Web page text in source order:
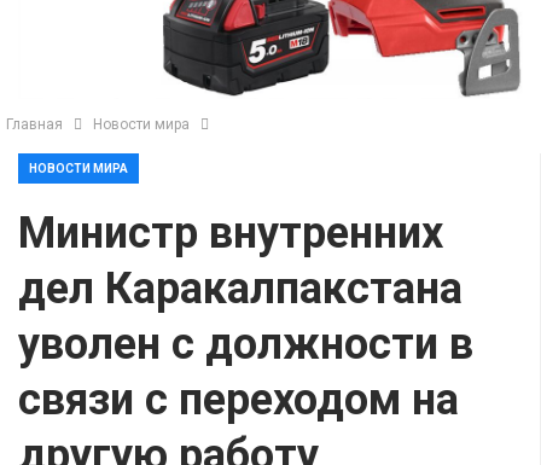
Главная Новости мира
НОВОСТИ МИРА
Министр внутренних
дел Каракалпакстана
уволен с должности в
связи с переходом на